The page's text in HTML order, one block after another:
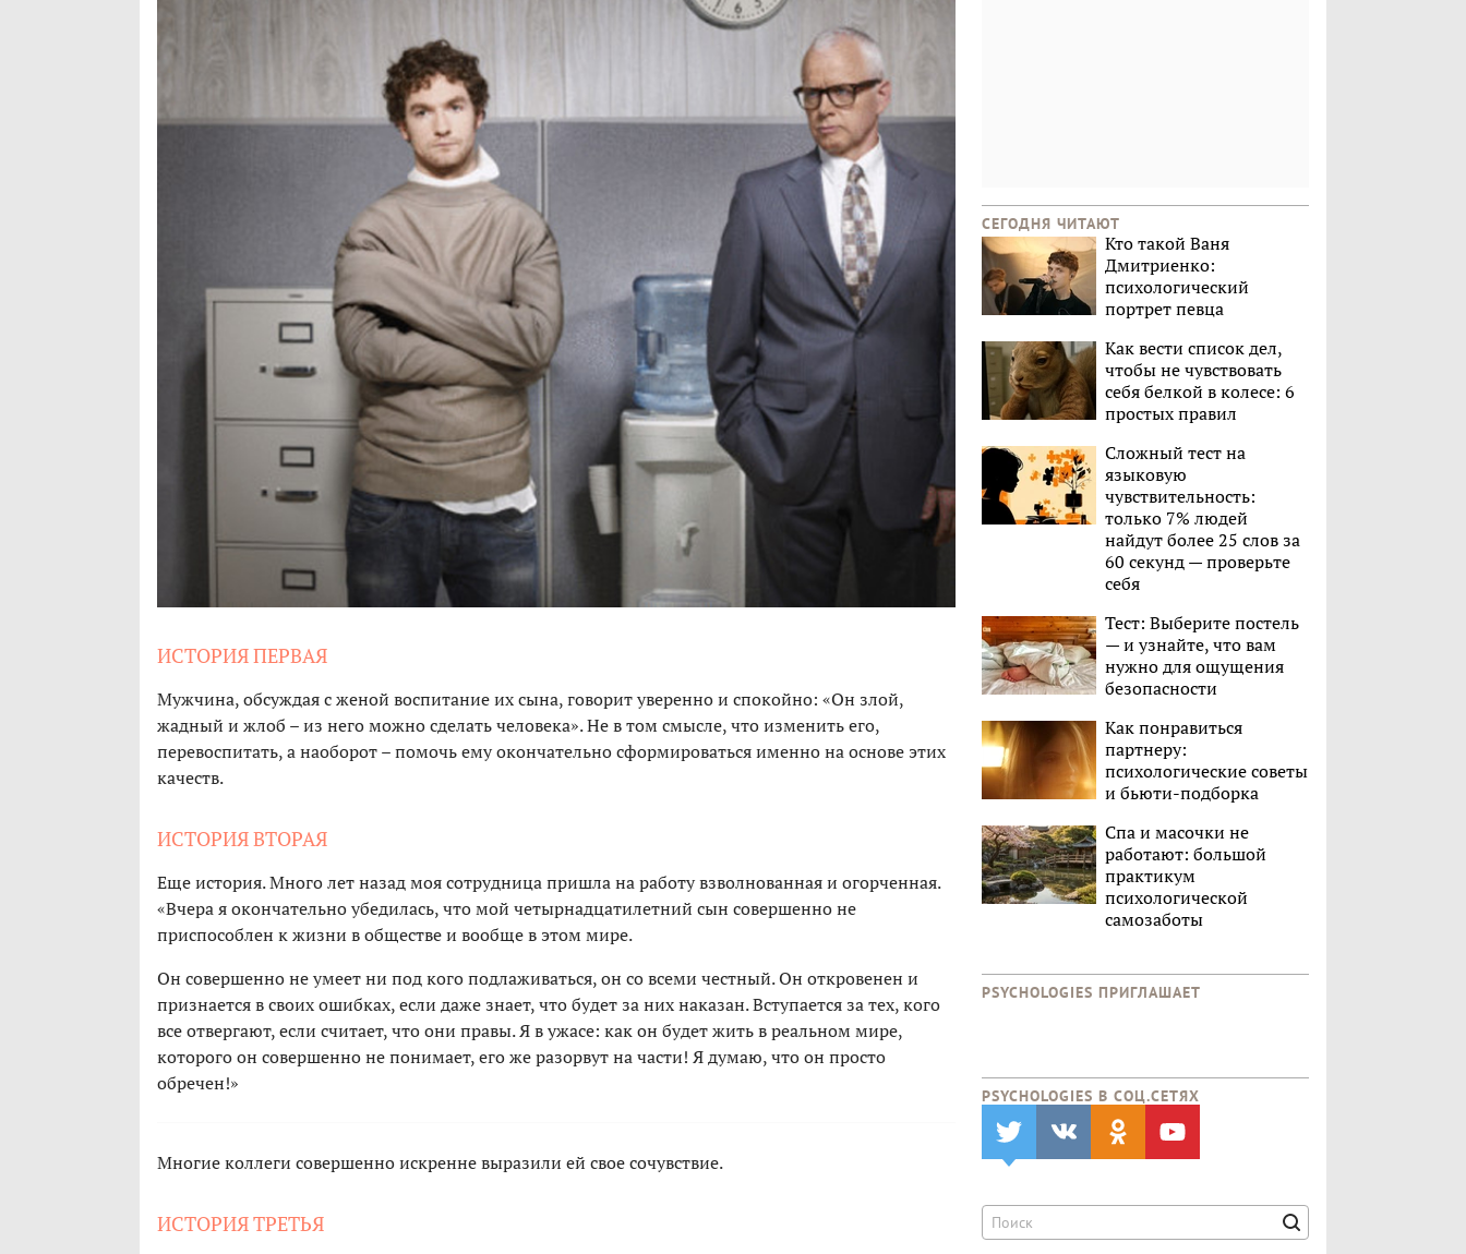
ИСТОРИЯ ПЕРВАЯ
Мужчина, обсуждая с женой воспитание их сына, говорит уверенно и спокойно: «Он злой,
жадный и жлоб – из него можно сделать человека». Не в том смысле, что изменить его,
перевоспитать, а наоборот – помочь ему окончательно сформироваться именно на основе этих
качеств.
ИСТОРИЯ ВТОРАЯ
Еще история. Много лет назад моя сотрудница пришла на работу взволнованная и огорченная.
«Вчера я окончательно убедилась, что мой четырнадцатилетний сын совершенно не
приспособлен к жизни в обществе и вообще в этом мире.
Он совершенно не умеет ни под кого подлаживаться, он со всеми честный. Он откровенен и
признается в своих ошибках, если даже знает, что будет за них наказан. Вступается за тех, кого
все отвергают, если считает, что они правы. Я в ужасе: как он будет жить в реальном мире,
которого он совершенно не понимает, его же разорвут на части! Я думаю, что он просто
обречен!»
Многие коллеги совершенно искренне выразили ей свое сочувствие.
ИСТОРИЯ ТРЕТЬЯ
СЕГОДНЯ ЧИТАЮТ
Кто такой Ваня
Дмитриенко:
психологический
портрет певца
Как вести список дел,
чтобы не чувствовать
себя белкой в колесе: 6
простых правил
Сложный тест на
языковую
чувствительность:
только 7% людей
найдут более 25 слов за
60 секунд — проверьте
себя
Тест: Выберите постель
— и узнайте, что вам
нужно для ощущения
безопасности
Как понравиться
партнеру:
психологические советы
и бьюти-подборка
Спа и масочки не
работают: большой
практикум
психологической
самозаботы
PSYCHOLOGIES ПРИГЛАШАЕТ
PSYCHOLOGIES В CОЦ.СЕТЯХ